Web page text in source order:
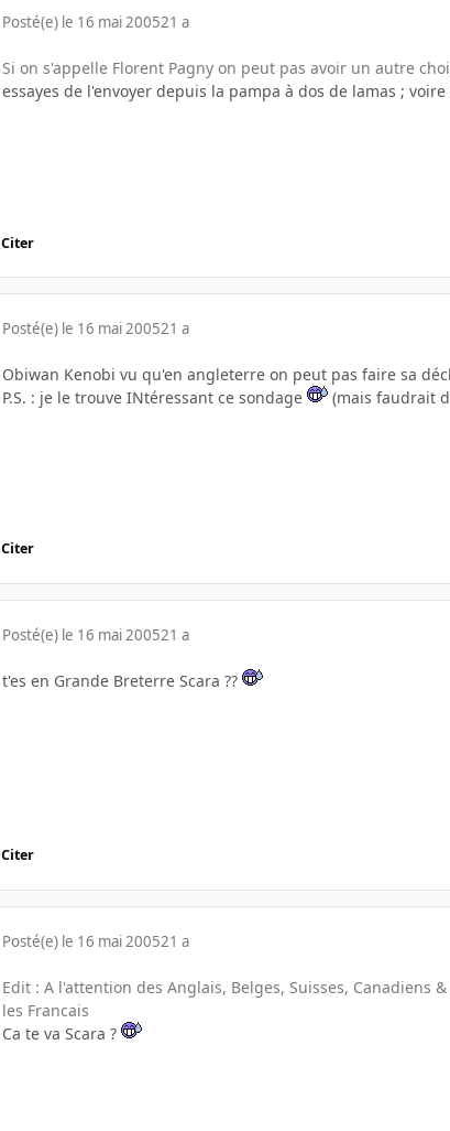
Posté(e) le 16 mai 200521 a
Si on s'appelle Florent Pagny on peut pas avoir un autre
essayes de l'envoyer depuis la pampa à dos de lamas ;
Citer
Posté(e) le 16 mai 200521 a
Obiwan Kenobi vu qu'en angleterre on peut pas faire sa
P.S. : je le trouve INtéressant ce sondage
(mais faudrait
Citer
Posté(e) le 16 mai 200521 a
t'es en Grande Breterre Scara ??
Citer
Posté(e) le 16 mai 200521 a
Edit : A l'attention des Anglais, Belges, Suisses, Canadiens
les Francais
Ca te va Scara ?